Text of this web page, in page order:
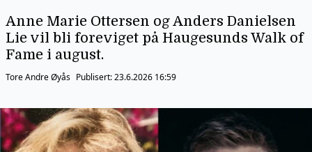
Anne Marie Ottersen og Anders Danielsen
Lie vil bli foreviget på Haugesunds Walk of
Fame i august.
Tore Andre Øyås Publisert:23.6.2026 16:59